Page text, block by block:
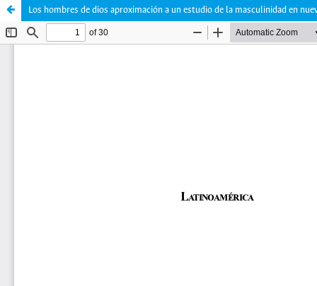
Los hombres de dios aproximación a un estudio de la masculinidad en